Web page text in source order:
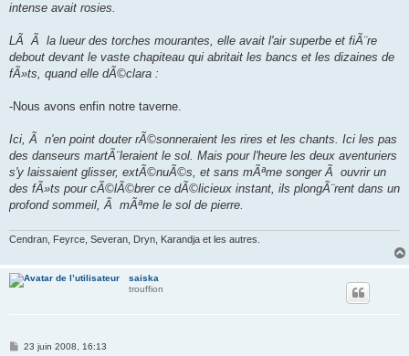
intense avait rosies.
LÃ Ã la lueur des torches mourantes, elle avait l'air superbe et fiÃ¨re
debout devant le vaste chapiteau qui abritait les bancs et les dizaines de
fÃ»ts, quand elle dÃ©clara :
-Nous avons enfin notre taverne.
Ici, Ã n'en point douter rÃ©sonneraient les rires et les chants. Ici les pas
des danseurs martÃ¨leraient le sol. Mais pour l'heure les deux aventuriers
s'y laissaient glisser, extÃ©nuÃ©s, et sans mÃªme songer Ã ouvrir un
des fÃ»ts pour cÃ©lÃ©brer ce dÃ©licieux instant, ils plongÃ¨rent dans un
profond sommeil, Ã mÃªme le sol de pierre.
Cendran, Feyrce, Severan, Dryn, Karandja et les autres.
saiska
trouffion
M23 juin 2008, 16:13